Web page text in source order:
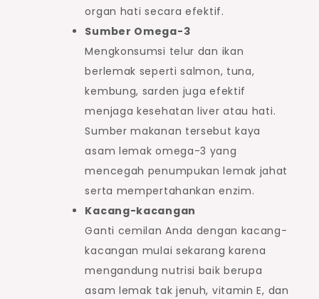
organ hati secara efektif.
Sumber Omega-3
Mengkonsumsi telur dan ikan
berlemak seperti salmon, tuna,
kembung, sarden juga efektif
menjaga kesehatan liver atau hati.
Sumber makanan tersebut kaya
asam lemak omega-3 yang
mencegah penumpukan lemak jahat
serta mempertahankan enzim.
Kacang-kacangan
Ganti cemilan Anda dengan kacang-
kacangan mulai sekarang karena
mengandung nutrisi baik berupa
asam lemak tak jenuh, vitamin E, dan